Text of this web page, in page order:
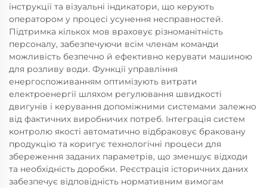
інструкції та візуальні індикатори, що керують
оператором у процесі усунення несправностей.
Підтримка кількох мов враховує різноманітність
персоналу, забезпечуючи всім членам команди
можливість безпечно й ефективно керувати машиною
для розливу води. Функції управління
енергоспоживанням оптимізують витрати
електроенергії шляхом регулювання швидкості
двигунів і керування допоміжними системами залежно
від фактичних виробничих потреб. Інтеграція систем
контролю якості автоматично відбраковує браковану
продукцію та коригує технологічні процеси для
збереження заданих параметрів, що зменшує відходи
та необхідність доробки. Реєстрація історичних даних
забезпечує відповідність нормативним вимогам